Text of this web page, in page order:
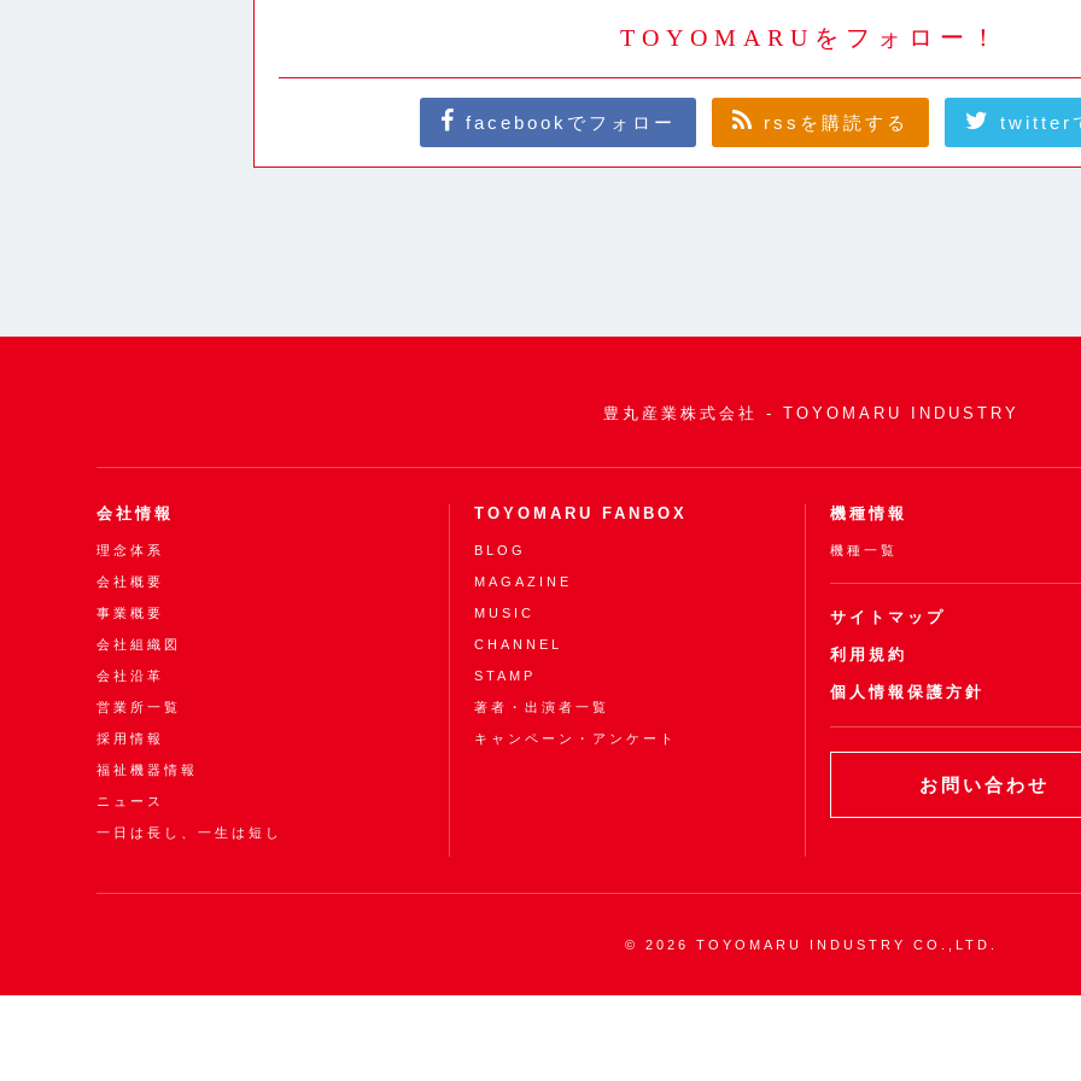
TOYOMARUをフォロー！
facebookでフォロー rssを購読する twitter
豊丸産業株式会社 - TOYOMARU INDUSTRY
会社情報
理念体系
会社概要
事業概要
会社組織図
会社沿革
営業所一覧
採用情報
福祉機器情報
ニュース
一日は長し、一生は短し
TOYOMARU FANBOX
BLOG
MAGAZINE
MUSIC
CHANNEL
STAMP
著者・出演者一覧
キャンペーン・アンケート
機種情報
機種一覧
サイトマップ
利用規約
個人情報保護方針
お問い合わせ
© 2026 TOYOMARU INDUSTRY CO.,LTD.